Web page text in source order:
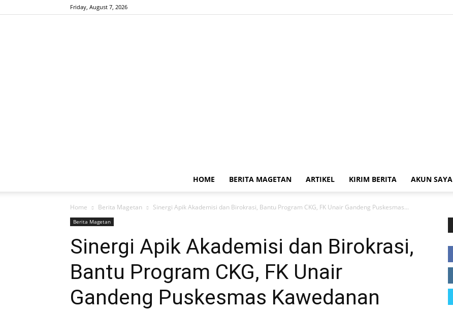
Friday, August 7, 2026
HOME BERITA MAGETAN ARTIKEL KIRIM BERITA AKUN SAYA
Home Berita Magetan Sinergi Apik Akademisi dan Birokrasi, Bantu Program CKG, FK Unair Gandeng Puskesmas...
Berita Magetan
Sinergi Apik Akademisi dan Birokrasi,
Bantu Program CKG, FK Unair
Gandeng Puskesmas Kawedanan